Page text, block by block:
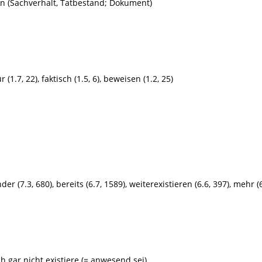
(Sachverhalt, Tatbestand; Dokument)
(1.7, 22), faktisch (1.5, 6), beweisen (1.2, 25)
(7.3, 680), bereits (6.7, 1589), weiterexistieren (6.6, 397), mehr